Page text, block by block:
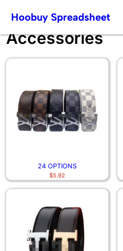
Skip
content
Hoobuy Spreadsheet
Accessories
24 OPTIONS
$5.92